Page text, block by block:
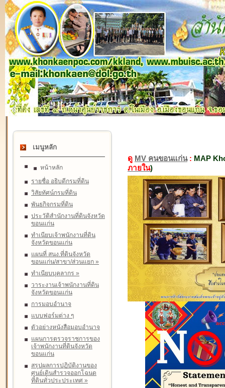
เมนูหลัก
หน้าหลัก
รายชื่อ อธิบดีกรมที่ดิน
วิสัยทัศน์กรมที่ดิน
พันธกิจกรมที่ดิน
ประวัติสำนักงานที่ดินจังหวัด
ขอนแก่น
ทำเนียบเจ้าพนักงานที่ดิน
จังหวัดขอนแก่น
แผนที่ สนง.ที่ดินจังหวัด
ขอนแก่น/สาขา/ส่วนแยก »
ทำเนียบบุคลากร »
วาระงานเจ้าพนักงานที่ดิน
จังหวัดขอนแก่น
การมอบอำนาจ
แบบฟอร์มต่าง ๆ
ตัวอย่างหนังสือมอบอำนาจ
แผนการตรวจราชการของ
เจ้าพนักงานที่ดินจังหวัด
ขอนแก่น
สรุปผลการปฏิบัติงานของ
ศูนย์เดินสำรวจออกโฉนด
ที่ดินทั่วประประเทศ »
ดู MV คนขอนแก่น: MAP
ภายใน)